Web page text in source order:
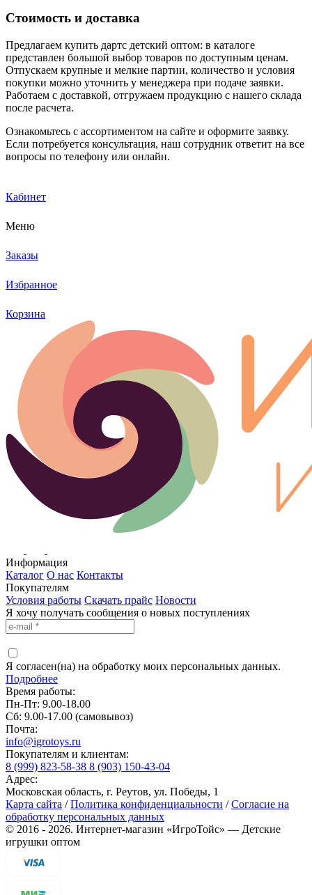
Стоимость и доставка
Предлагаем купить дартс детский оптом: в каталоге
представлен большой выбор товаров по доступным ценам.
Отпускаем крупные и мелкие партии, количество и условия
покупки можно уточнить у менеджера при подаче заявки.
Работаем с доставкой, отгружаем продукцию с нашего склада
после расчета.
Ознакомьтесь с ассортиментом на сайте и оформите заявку.
Если потребуется консультация, наш сотрудник ответит на все
вопросы по телефону или онлайн.
Кабинет
Меню
Заказы
Избранное
Корзина
Информация
Каталог О нас Контакты
Покупателям
Условия работы Скачать прайс Новости
Я хочу получать сообщения о новых поступлениях
Я согласен(на) на обработку моих персональных данных.
Подробнее
Время работы:
Пн-Пт: 9.00-18.00
Сб: 9.00-17.00 (самовывоз)
Почта:
info@igrotoys.ru
Покупателям и клиентам:
8 (999) 823-58-38 8 (903) 150-43-04
Адрес:
Московская область, г. Реутов, ул. Победы, 1
Карта сайта /Политика конфиденциальности /Согласие на
обработку персональных данных
© 2016 - 2026. Интернет-магазин «ИгроТойс» — Детские
игрушки оптом